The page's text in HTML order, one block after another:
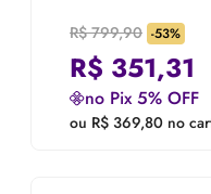
R$ 799,90 -53%
R$ 351,31
no Pix 5% OFF
ou R$ 369,80 no